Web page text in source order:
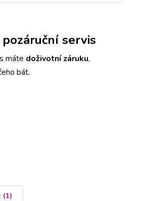
servis
máte doživotní záruku,
bát.
(1)